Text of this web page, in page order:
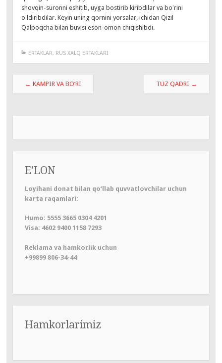
shovqin-suronni eshitib, uyga bostirib kiribdilar va boʻrini
oʻldiribdilar. Keyin uning qornini yorsalar, ichidan Qizil
Qalpoqcha bilan buvisi eson-omon chiqishibdi.
ERTAKLAR, RUS XALQ ERTAKLARI
Навигация
по
← KAMPIR VA BO‘RI TUZ QADRI →
E’LON
Loyihani donat bilan qo‘llab quvvatlovchilar uchun
karta raqamlari:
Humo: 5555 3665 0304 4201
Visa: 4602 9400 1158 7293
Reklama va hamkorlik uchun
+99899 806-34-44
Hamkorlarimiz